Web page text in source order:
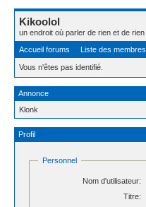
Kikoolol
un endroit où parler de rien et de rien
Accueil forums
Liste des membres
Vous n'êtes pas identifié.
Annonce
Klonk
Profil
Personnel
Nom d'utilisateur:
Titre: